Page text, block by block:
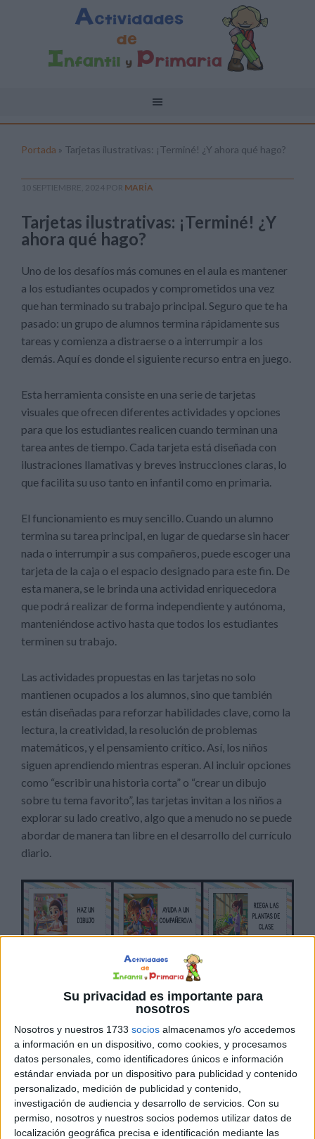
Su privacidad es importante para
nosotros
Nosotros y nuestros 1733 socios almacenamos y/o accedemos
a información en un dispositivo, como cookies, y procesamos
datos personales, como identificadores únicos e información
estándar enviada por un dispositivo para publicidad y contenido
personalizado, medición de publicidad y contenido,
investigación de audiencia y desarrollo de servicios. Con su
permiso, nosotros y nuestros socios podemos utilizar datos de
localización geográfica precisa e identificación mediante las
Portada » Tarjetas ilustrativas: ¡Terminé! ¿Y ahora qué hago?
10 SEPTIEMBRE, 2024 POR MARÍA
Tarjetas ilustrativas: ¡Terminé! ¿Y
ahora qué hago?
Uno de los desafíos más comunes en el aula es mantener
a los estudiantes ocupados y comprometidos una vez
que han terminado su trabajo principal. Seguro que te ha
pasado: un grupo de alumnos termina rápidamente sus
tareas y comienza a distraerse o a interrumpir a los
demás. Aquí es donde el siguiente recurso entra en juego.
Esta herramienta consiste en una serie de tarjetas
visuales que ofrecen diferentes actividades y opciones
para que los estudiantes realicen cuando terminan una
tarea antes de tiempo. Cada tarjeta está diseñada con
ilustraciones llamativas y breves instrucciones claras, lo
que facilita su uso tanto en infantil como en primaria.
El funcionamiento es muy sencillo. Cuando un alumno
termina su tarea principal, en lugar de quedarse sin hacer
nada o interrumpir a sus compañeros, puede escoger una
tarjeta de la caja o el espacio designado para este fin. De
esta manera, se le brinda una actividad enriquecedora
que podrá realizar de forma independiente y autónoma,
manteniéndose activo hasta que todos los estudiantes
terminen su trabajo.
Las actividades propuestas en las tarjetas no solo
mantienen ocupados a los alumnos, sino que también
están diseñadas para reforzar habilidades clave, como la
lectura, la creatividad, la resolución de problemas
matemáticos, y el pensamiento crítico. Así, los niños
siguen aprendiendo mientras esperan. Al incluir opciones
como “escribir una historia corta” o “crear un dibujo
sobre tu tema favorito”, las tarjetas invitan a los niños a
explorar su lado creativo, algo que a menudo no se puede
abordar de manera tan libre en el desarrollo del currículo
diario.